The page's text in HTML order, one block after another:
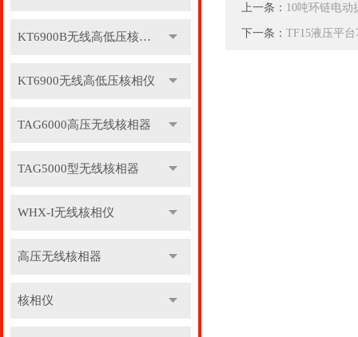
KT6900B无线高低压核相仪
KT6900无线高低压核相仪
TAG6000高压无线核相器
TAG5000型无线核相器
WHX-I无线核相仪
高压无线核相器
核相仪
上一条： 10吨环链电动
下一条： TF15液压平台